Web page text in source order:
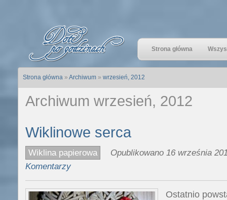
Strona główna
Strona główna» Archiwum» wrzesień, 2012
Archiwum wrzesień, 2012
Wiklinowe serca
Wiklina papierowa
Opublikowano 16 września
Komentarzy
Ostatnio